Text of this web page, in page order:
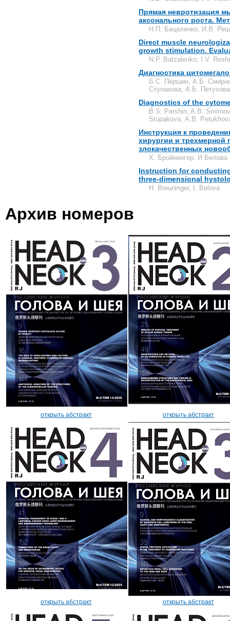
Прямая невротизация
аксонального роста.
Н.П. Бацаленко, И.В.
Direct muscle
growth stimulation.
N.P. Batzalenko, I.V.
Диагностика
Б.С. Першин, А.Б.
Ступакова, А.Б. Петухова
Diagnostics of the
B.S. Pershin, A.B.
Stupakova, А.В.
Инструкция к
хирургии и трехмерной
злокачественных
Х. Бройнингер, И Белова
Instruction for
three-dimensional
H. Breuninger, I. Belova
Архив номеров
открыть абстракт открыть абстракт
открыть абстракт открыть абстракт